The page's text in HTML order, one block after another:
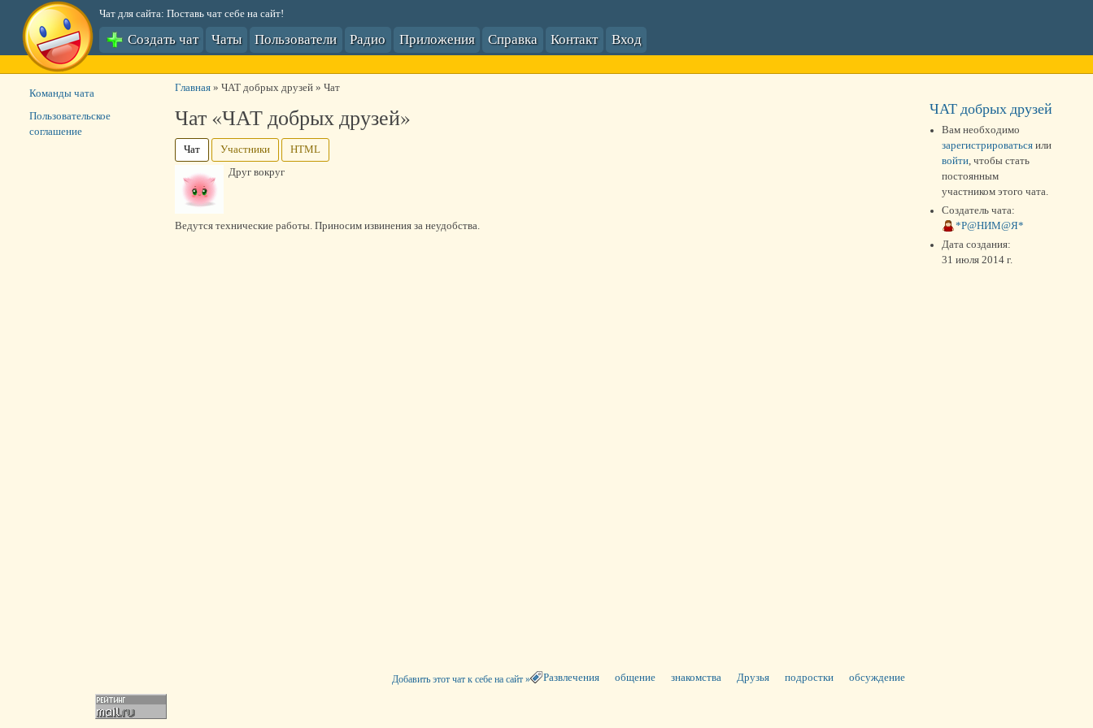
Чат для сайта: Поставь чат себе на сайт!
Создать чат Чаты Пользователи Радио Приложения Справка Контакт Вход
Главная» ЧАТ добрых друзей» Чат
Чат «ЧАТ добрых друзей»
Чат Участники
HTML
Друг вокруг
Развлечения общение знакомства Друзья подростки обсуждение
Добавить этот чат к себе на сайт »
Команды чата
Пользовательское
соглашение
ЧАТ добрых друзей
Вам необходимо
зарегистрироваться или
войти, чтобы стать
постоянным
участником этого чата.
Создатель чата:
*Р@НИМ@Я*
Дата создания:
31 июля 2014 г.